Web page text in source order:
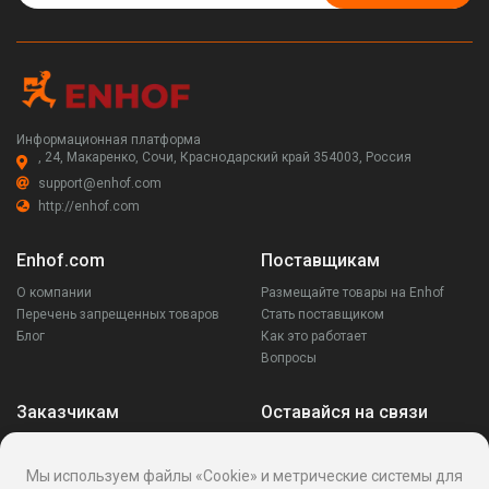
Информационная платформа
, 24, Макаренко, Сочи, Краснодарский край 354003, Россия
support@enhof.com
http://enhof.com
Enhof.com
О компании
Перечень запрещенных товаров
Блог
Поставщикам
Размещайте товары на Enhof
Стать поставщиком
Как это работает
Вопросы
Заказчикам Оставайся на связи
Мы используем файлы «Cookie» и метрические системы для